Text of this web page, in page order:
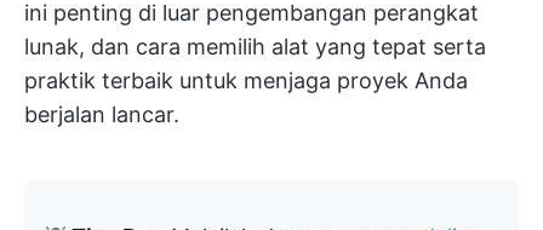
ini penting di luar pengembangan perangkat
lunak, dan cara memilih alat yang tepat serta
praktik terbaik untuk menjaga proyek Anda
berjalan lancar.